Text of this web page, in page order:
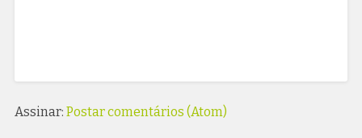
Assinar: Postar comentários (Atom)